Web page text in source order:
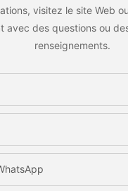
visitez le site Web
avec des questions ou
renseignements.